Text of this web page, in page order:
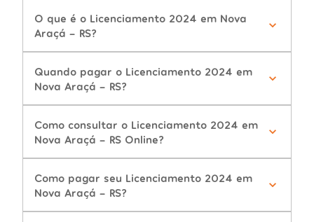
O que é o Licenciamento 2024 em Nova
Araçá - RS?
Quando pagar o Licenciamento 2024 em
Nova Araçá - RS?
Como consultar o Licenciamento 2024 em
Nova Araçá - RS Online?
Como pagar seu Licenciamento 2024 em
Nova Araçá - RS?